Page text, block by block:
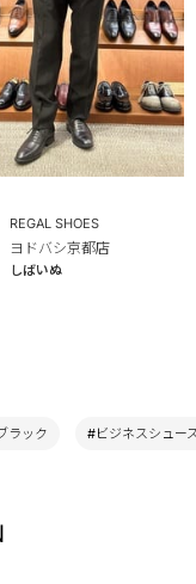
REGAL SHOES
ヨドバシ京都店
しばいぬ
ラック #ビジネスシュー